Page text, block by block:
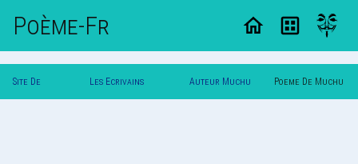
Poème-Fr
Site De Les Ecrivains Auteur Muchu Poeme De Muchu